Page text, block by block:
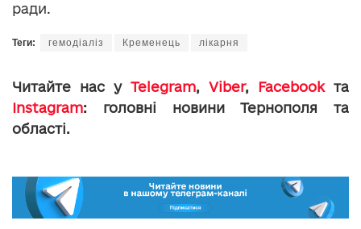
ради.
Теги: гемодіаліз Кременець лікарня
Читайте нас у Telegram, Viber, Facebookта
Instagram: головні новини Тернополя та
області.